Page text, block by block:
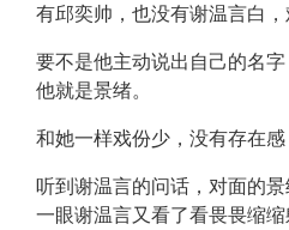
有邱奕帅，也没有谢温言白，
要不是他主动说出自己的名
他就是景绪。
和她一样戏份少，没有存在感
听到谢温言的问话，对面的
一眼谢温言又看了看畏畏缩